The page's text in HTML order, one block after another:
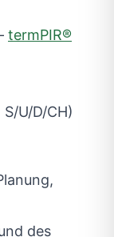
termPIR®
S/U/D/CH)
des